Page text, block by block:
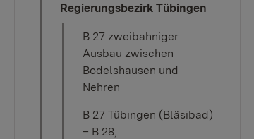
Regierungsbezirk Tübingen
B 27 zweibahniger
Ausbau zwischen
Bodelshausen und
Nehren
B 27 Tübingen (Bläsibad)
– B 28,